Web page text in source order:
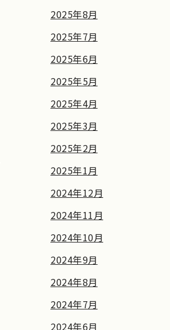
2025年8月
2025年7月
2025年6月
2025年5月
2025年4月
2025年3月
2025年2月
2025年1月
2024年12月
2024年11月
2024年10月
2024年9月
2024年8月
2024年7月
2024年6月